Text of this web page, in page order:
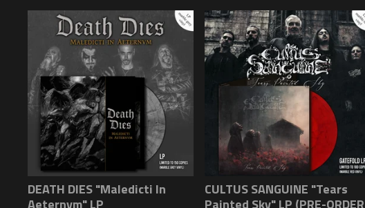
DEATH DIES "Maledicti In
Aeternvm" LP
CULTUS SANGUINE "Tears
Painted Sky" LP (PRE-ORDER